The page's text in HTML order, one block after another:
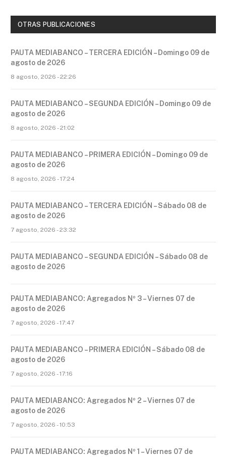
OTRAS PUBLICACIONES
PAUTA MEDIABANCO – TERCERA EDICIÓN – Domingo 09 de
agosto de 2026
8 agosto, 2026 - 22:26
PAUTA MEDIABANCO – SEGUNDA EDICIÓN – Domingo 09 de
agosto de 2026
8 agosto, 2026 - 21:02
PAUTA MEDIABANCO – PRIMERA EDICIÓN – Domingo 09 de
agosto de 2026
8 agosto, 2026 - 17:24
PAUTA MEDIABANCO – TERCERA EDICIÓN – Sábado 08 de
agosto de 2026
7 agosto, 2026 - 23:32
PAUTA MEDIABANCO – SEGUNDA EDICIÓN – Sábado 08 de
agosto de 2026
PAUTA MEDIABANCO: Agregados Nº 3 – Viernes 07 de
agosto de 2026
7 agosto, 2026 - 17:47
PAUTA MEDIABANCO – PRIMERA EDICIÓN – Sábado 08 de
agosto de 2026
7 agosto, 2026 - 17:16
PAUTA MEDIABANCO: Agregados Nº 2 – Viernes 07 de
agosto de 2026
7 agosto, 2026 - 10:53
PAUTA MEDIABANCO: Agregados Nº 1 – Viernes 07 de